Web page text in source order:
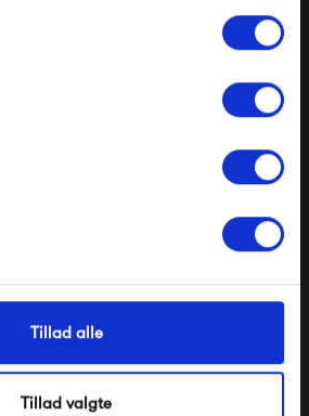
Tillad alle
Tillad valgte
sleeve, Dusty Dune
399,00 kr
du at modtage e-